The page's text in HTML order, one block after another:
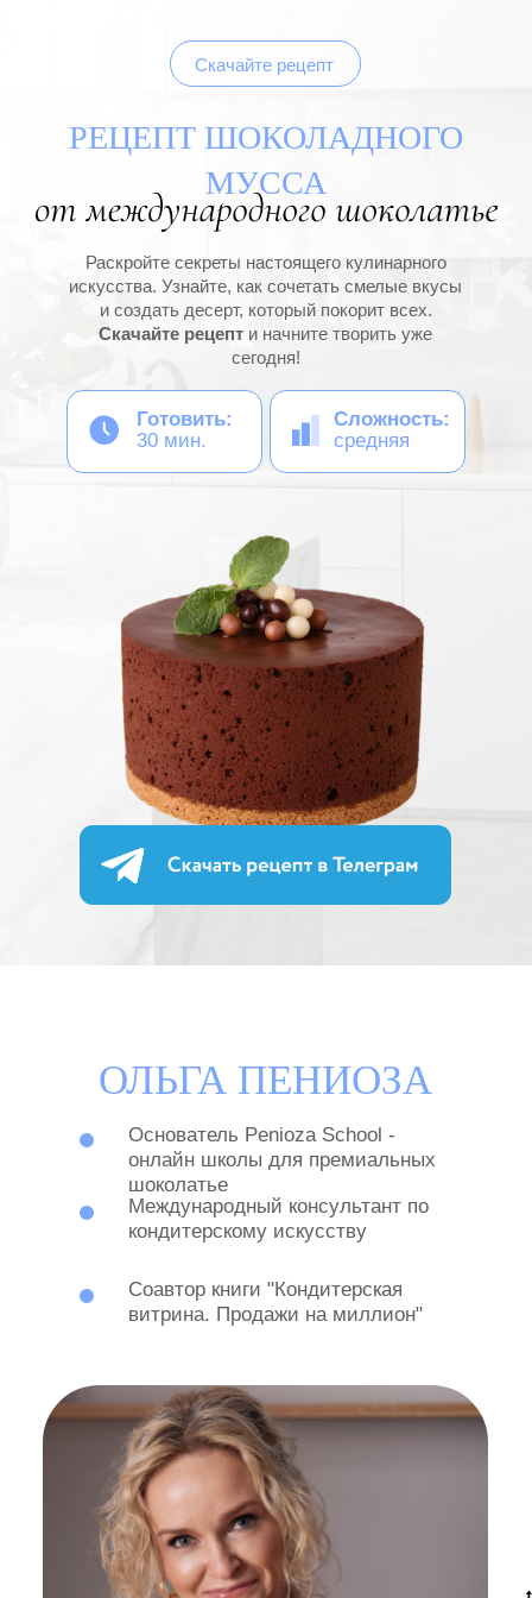
РЕЦЕПТ ШОКОЛАДНОГО
МУССА
Готовить:
30 мин.
Сложность:
средняя
Раскройте секреты настоящего кулинарного
искусства. Узнайте, как сочетать смелые вкусы
и создать десерт, который покорит всех.
Скачайте рецепт
ОЛЬГА ПЕНИОЗА
Основатель Penioza School -
онлайн школы для премиальных
шоколатье
Международный консультант по
кондитерскому искусству
ОТЗЫВЫ